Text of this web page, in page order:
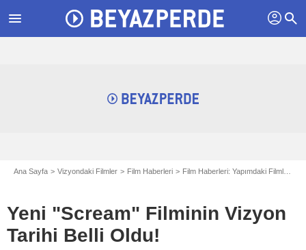
menu profil search
Ana Sayfa Vizyondaki Filmler Film Haberleri Film Haberleri: Yapımdaki Filmler
Yeni "Scream" Filminin Vizyon
Tarihi Belli Oldu!